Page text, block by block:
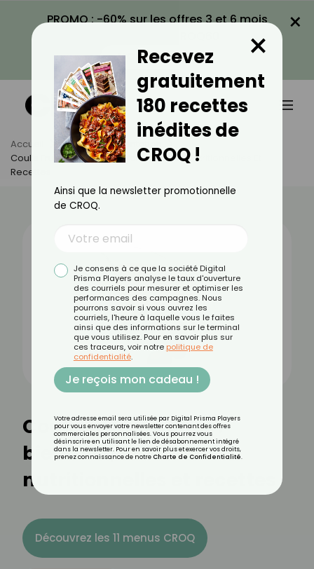
PROMO : -60% sur les offres 3 et 6 mois
VOIR LA PROMO
×
Accueil Actus
Alimentation
Coulis Fruits Rouges : Bienfaits, Valeurs Nutritionnelles Et
Recettes
Coulis fruits rouges :
bienfaits, valeurs
nutritionnelles et recettes
Découvrez les 11 menus CROQ
Recevez
gratuitement
180 recettes
inédites de
CROQ !
×
Ainsi que la newsletter promotionnelle
de CROQ.
Je consens à ce que la société Digital
Prisma Players analyse le taux d'ouverture
des courriels pour mesurer et optimiser les
performances des campagnes. Nous
pourrons savoir si vous ouvrez les
courriels, l'heure à laquelle vous le faites
ainsi que des informations sur le terminal
que vous utilisez. Pour en savoir plus sur
ces traceurs, voir notre politique de
confidentialité.
Je reçois mon cadeau !
Votre adresse email sera utilisée par Digital Prisma Players
pour vous envoyer votre newsletter contenant des offres
commerciales personnalisées. Vous pourrez vous
désinscrire en utilisant le lien de désabonnement intégré
dans la newsletter. Pour en savoir plus et exercer vos droits,
prenez connaissance de notre Charte de Confidentialité.